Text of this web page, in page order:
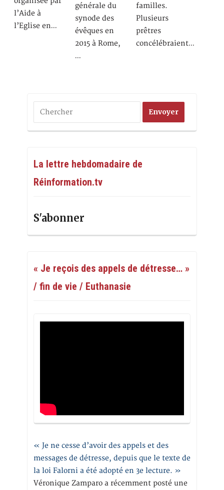
l’Aide à
l’Eglise en…
générale du
synode des
évêques en
2015 à Rome,
…
familles.
Plusieurs
prêtres
concélébraient…
La lettre hebdomadaire de
Réinformation.tv
S'abonner
« Je reçois des appels de détresse… »
/ fin de vie / Euthanasie
« Je ne cesse d’avoir des appels et des
messages de détresse, depuis que le texte de
la loi Falorni a été adopté en 3e lecture. »
Véronique Zamparo a récemment posté une